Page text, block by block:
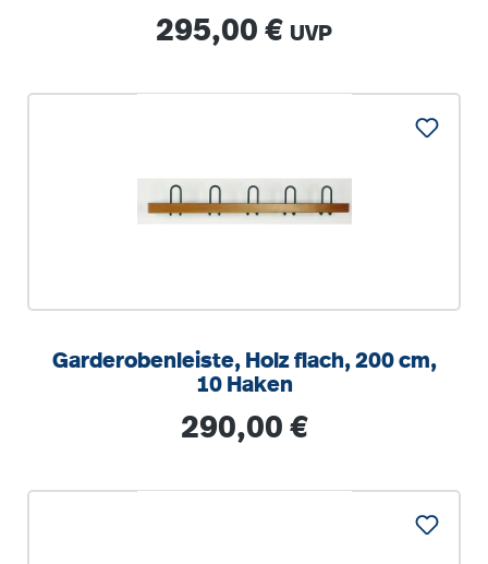
Regulärer Preis:
295,00 € UVP
Garderobenleiste, Holz flach, 200 cm,
10 Haken
Regulärer Preis:
290,00 €